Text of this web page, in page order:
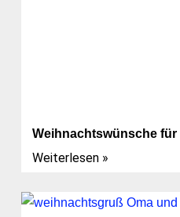
Weihnachtswünsche für
Weiterlesen »